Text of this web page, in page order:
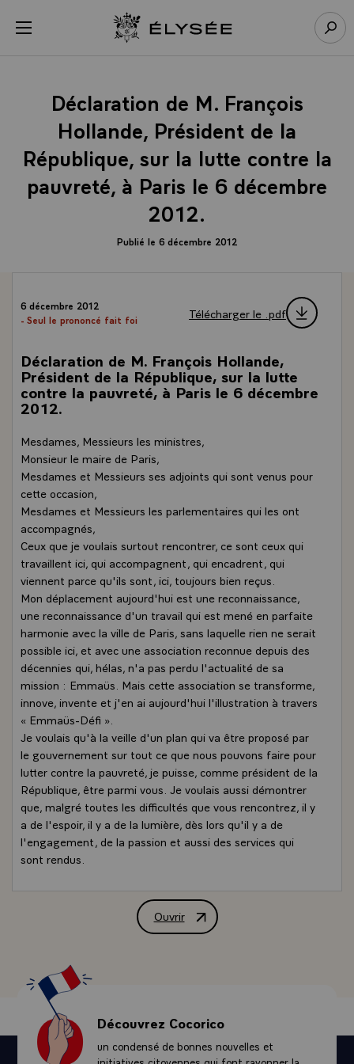
menu Retour à l’accueil Élysée
Déclaration de M. François
Hollande, Président de la
République, sur la lutte contre la
pauvreté, à Paris le 6 décembre
2012.
Publié le 6 décembre 2012
6 décembre 2012
- Seul le prononcé fait foi
Télécharger le .pdf
Déclaration de M. François Hollande,
Président de la République, sur la lutte
contre la pauvreté, à Paris le 6 décembre
2012.
Mesdames, Messieurs les ministres,
Monsieur le maire de Paris,
Mesdames et Messieurs ses adjoints qui sont venus pour
cette occasion,
Mesdames et Messieurs les parlementaires qui les ont
accompagnés,
Ceux que je voulais surtout rencontrer, ce sont ceux qui
travaillent ici, qui accompagnent, qui encadrent, qui
viennent parce qu'ils sont, ici, toujours bien reçus.
Mon déplacement aujourd'hui est une reconnaissance,
une reconnaissance d'un travail qui est mené en parfaite
harmonie avec la ville de Paris, sans laquelle rien ne serait
possible ici, et avec une association reconnue depuis des
décennies qui, hélas, n'a pas perdu l'actualité de sa
mission : Emmaüs. Mais cette association se transforme,
innove, invente et j'en ai aujourd'hui l'illustration à travers
« Emmaüs-Défi ».
Je voulais qu'à la veille d'un plan qui va être proposé par
le gouvernement sur tout ce que nous pouvons faire pour
lutter contre la pauvreté, je puisse, comme président de la
République, être parmi vous. Je voulais aussi démontrer
que, malgré toutes les difficultés que vous rencontrez, il y
a de l'espoir, il y a de la lumière, dès lors qu'il y a de
l'engagement, de la passion et aussi des services qui
sont rendus.
les premières heures », c'est-à-dire le premier travail qui
va être confié, à une femme ou à un homme, qui parfois
l'insertion, va retrouver confiance, va retrouver dignité et
force. Les « premières heures » deviennent, après, un mi-
temps et ensuite un vrai contrat.
Ce que nous devons faire c'est permettre, comme vous
l'avez initié ici, que les contrats d'insertion puissent être
aussi évolutifs : partir de quelques heures pour ceux que
Ouvrir
Déclaration de M. François Hollande,
Découvrez Cocorico
un condensé de bonnes nouvelles et
Panneau de gestion des cookies